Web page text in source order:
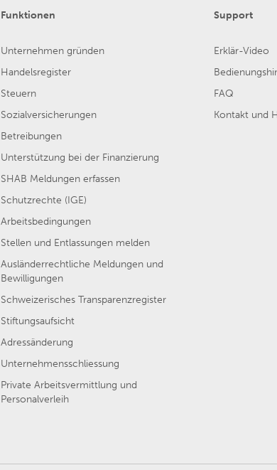
Funktionen
Unternehmen gründen
Handelsregister
Steuern
Sozialversicherungen
Betreibungen
Unterstützung bei der Finanzierung
SHAB Meldungen erfassen
Schutzrechte (IGE)
Arbeitsbedingungen
Stellen und Entlassungen melden
Ausländerrechtliche Meldungen und
Bewilligungen
Schweizerisches Transparenzregister
Stiftungsaufsicht
Adressänderung
Unternehmensschliessung
Private Arbeitsvermittlung und
Personalverleih
Support
Erklär-Video
FAQ
Kontakt und